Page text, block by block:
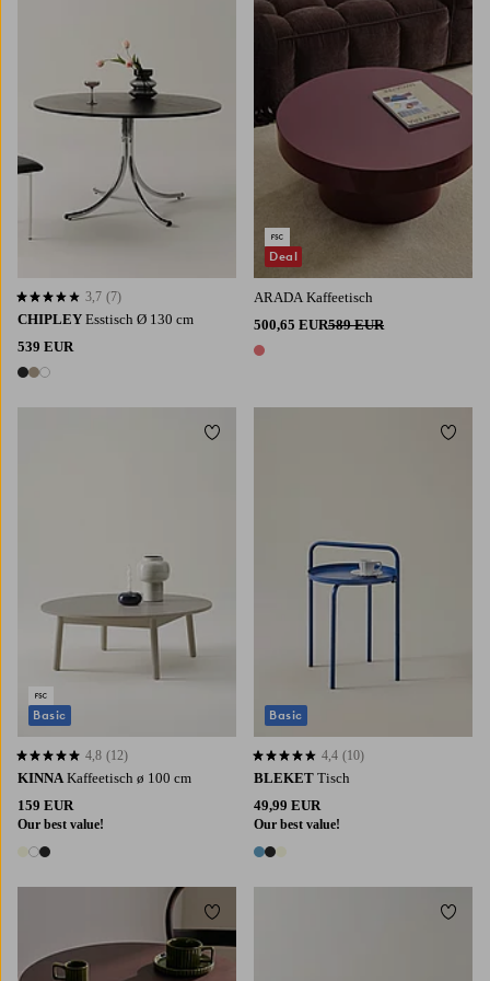
CHIPLEY Esstisch Ø 130 cm
539 EUR
3 Farben
3,7 basierend auf 7 Bewertungen
3,7 (7)
ARADA Kaffeetisch
500,65 EUR589 EUR
1 Farbe
Deal
KINNA Kaffeetisch ø 100 cm
159 EUR
Our best value!
3 Farben
4,8 basierend auf 12 Bewertungen
4,8 (12)
Basic
Zu Favoriten hinzufügen
BLEKET Tisch
49,99 EUR
Our best value!
3 Farben
4,4 basierend auf 10 Bewertungen
4,4 (10)
Basic
Zu
Zu Favoriten hinzufügen Zu